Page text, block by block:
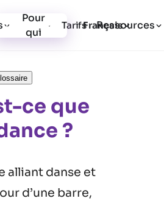
Pour
qui
Tarifs Ressources
Inscription Français
ce que
?
alliant danse et
d’une barre,